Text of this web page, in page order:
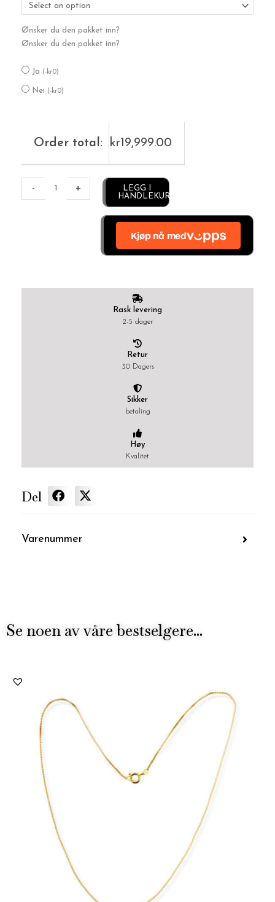
Ønsker du den pakket inn?
Ønsker du den pakket inn?
Ja (-kr0)
Nei (-kr0)
Order total: kr19,999.00
- +
LEGG I
HANDLEKURV
Rask levering
2-5 dager
Retur
30 Dagers
Sikker
betaling
Høy
Kvalitet
Del
Varenummer
Se noen av våre bestselgere...